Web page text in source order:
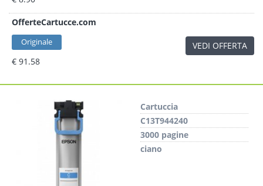
OfferteCartucce.com
Originale
€ 91.58
VEDI OFFERTA
Cartuccia
C13T944240
3000 pagine
ciano